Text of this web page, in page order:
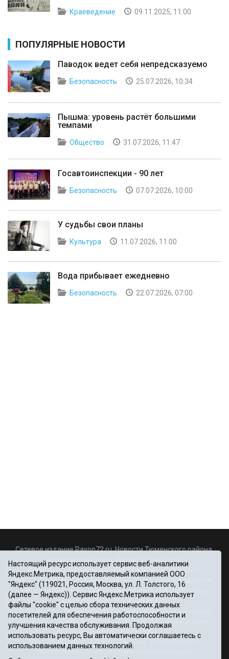
Краеведение 09.11.2025, 11:00
ПОПУЛЯРНЫЕ НОВОСТИ
Паводок ведет себя непредсказуемо
Безопасность 25.07.2026, 10:34
Пышма: уровень растёт большими
темпами
Общество 31.07.2026, 11:47
Госавтоинспекции - 90 лет
Безопасность 07.07.2026, 10:00
У судьбы свои планы
Культура 11.07.2026, 11:00
Вода прибывает ежедневно
Безопасность 22.07.2026, 07:00
Сетевое издание Rayon72.ru. Новости Тюменского района.
Rayon72@yandex.ru
Регистрационный номер СМИ Эл № ФС77-67956 от
06.12.2016г., выдано Федеральной службой по надзору в
сфере связи, информационных технологий и массовых
коммуникаций (Роскомнадзор)
Учредитель: Автономная некоммерческая организация
«Информационно-издательский центр «Красное знамя».
Главный редактор Некрасова Т. В.
Почтовый адрес: 625031 г.Тюмень. ул. Шишкова, 6
Электронная почта объединенной редакции:
Настоящий ресурс использует сервис веб-аналитики
Яндекс.Метрика, предоставляемый компанией ООО
"Яндекс" (119021, Россия, Москва, ул. Л. Толстого, 16
(далее — Яндекс)). Сервис Яндекс.Метрика использует
файлы "cookie" с целью сбора технических данных
посетителей для обеспечения работоспособности и
улучшения качества обслуживания. Продолжая
использовать ресурс, Вы автоматически соглашаетесь с
использованием данных технологий.